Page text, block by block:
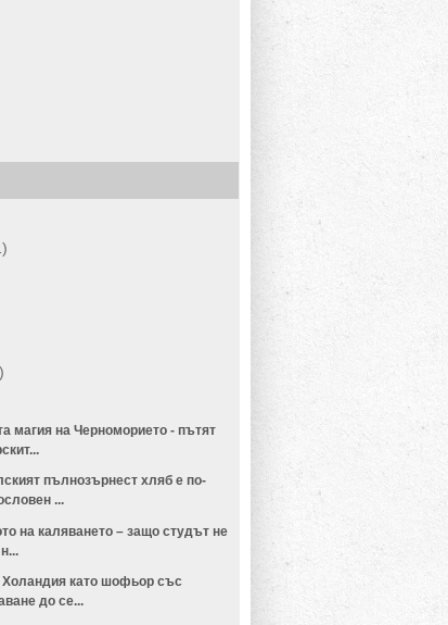
магия на Черноморието - пътят
пълнозърнест хляб е по-
...
на каляването – защо студът не
Холандия като шофьор със
до се...